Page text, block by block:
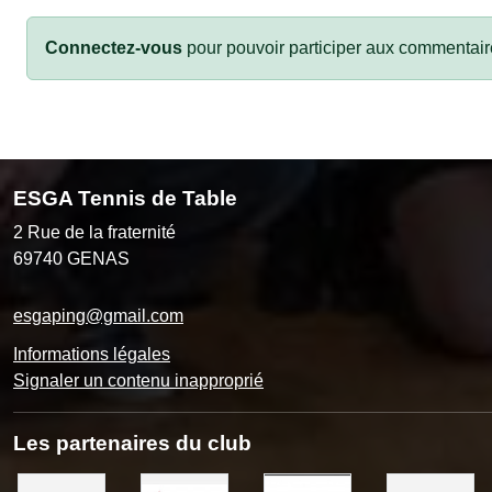
Connectez-vous pour pouvoir participer aux
ESGA Tennis de Table
2 Rue de la fraternité
69740 GENAS
esgaping@gmail.com
Informations légales
Signaler un contenu inapproprié
Les partenaires du club